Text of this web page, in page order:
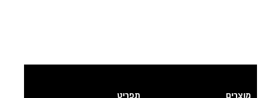
מוצרים תפריט